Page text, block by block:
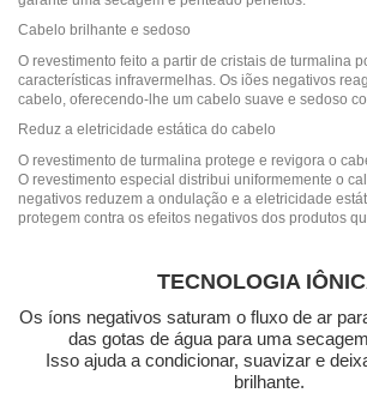
Cabelo brilhante e sedoso
O revestimento feito a partir de cristais de turmalina
características infravermelhas. Os iões negativos
cabelo, oferecendo-lhe um cabelo suave e sedoso
Reduz a eletricidade estática do cabelo
O revestimento de turmalina protege e revigora o
O revestimento especial distribui uniformemente o
negativos reduzem a ondulação e a eletricidade
protegem contra os efeitos negativos dos produtos
TECNOLOGIA
Os íons negativos saturam o fluxo de ar
das gotas de água para uma
Isso ajuda a condicionar, suavizar e
brilhante.